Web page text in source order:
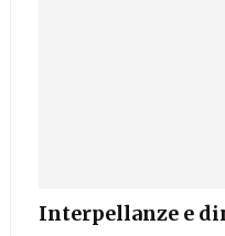
Interpellanze e